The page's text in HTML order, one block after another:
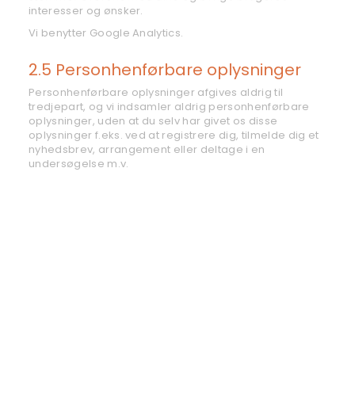
interesser og ønsker.
Vi benytter Google Analytics.
2.5 Personhenførbare oplysninger
Personhenførbare oplysninger afgives aldrig til
tredjepart, og vi indsamler aldrig personhenførbare
oplysninger, uden at du selv har givet os disse
oplysninger f.eks. ved at registrere dig, tilmelde dig et
nyhedsbrev, arrangement eller deltage i en
undersøgelse m.v.